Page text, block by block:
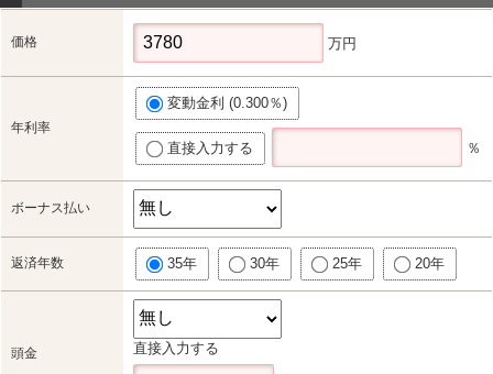
価格 万円
年利率
変動金利 (0.300％)
直接入力する ％
ボーナス払い
返済年数 35年 30年 25年 20年
頭金 直接入力する